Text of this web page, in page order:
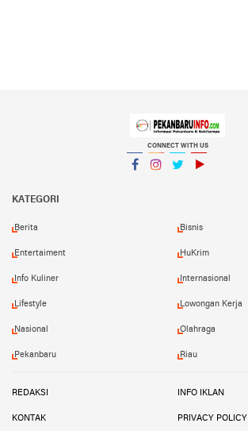
CONNECT WITH US
KATEGORI
Berita Bisnis
Entertaiment HuKrim
Info Kuliner Internasional
Lifestyle Lowongan Kerja
Nasional Olahraga
Pekanbaru Riau
REDAKSI INFO IKLAN
KONTAK PRIVACY POLICY